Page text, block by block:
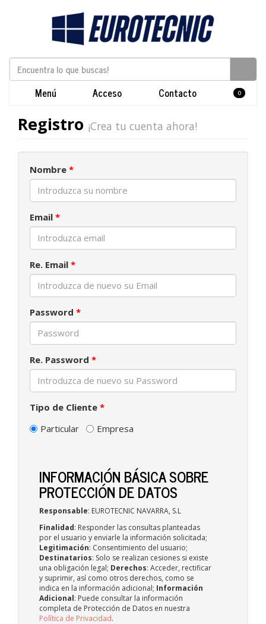
Menú Acceso Contacto 0
Registro ¡Crea tu cuenta ahora!
Nombre *
Email *
Re. Email *
Password *
Re. Password *
Tipo de Cliente *
Particular
Empresa
INFORMACIÓN BÁSICA SOBRE
PROTECCIÓN DE DATOS
Responsable: EUROTECNIC NAVARRA, S.L
Finalidad: Responder las consultas planteadas
por el usuario y enviarle la información solicitada;
Legitimación: Consentimiento del usuario;
Destinatarios: Solo se realizan cesiones si existe
una obligación legal; Derechos: Acceder, rectificar
y suprimir, así como otros derechos, como se
indica en la información adicional; Información
Adicional: Puede consultar la información
completa de Protección de Datos en nuestra
Política de Privacidad.